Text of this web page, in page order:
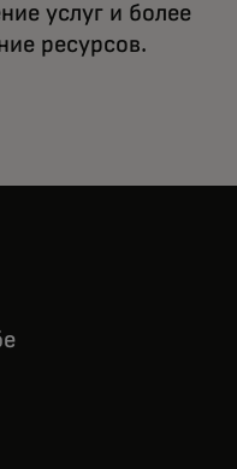
услуг и более
ресурсов.